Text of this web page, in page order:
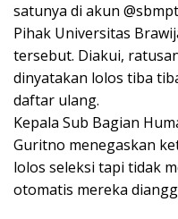
satunya di akun
Pihak Universitas
tersebut. Diakui,
dinyatakan lolos tiba
daftar ulang.
Kepala Sub Bagian
Guritno menegaskan
lolos seleksi tapi tidak
otomatis mereka